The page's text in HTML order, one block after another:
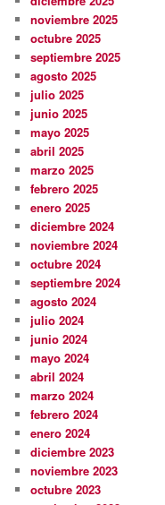
noviembre 2025
octubre 2025
septiembre 2025
agosto 2025
julio 2025
junio 2025
mayo 2025
abril 2025
marzo 2025
febrero 2025
enero 2025
diciembre 2024
noviembre 2024
octubre 2024
septiembre 2024
agosto 2024
julio 2024
junio 2024
mayo 2024
abril 2024
marzo 2024
febrero 2024
enero 2024
diciembre 2023
noviembre 2023
octubre 2023